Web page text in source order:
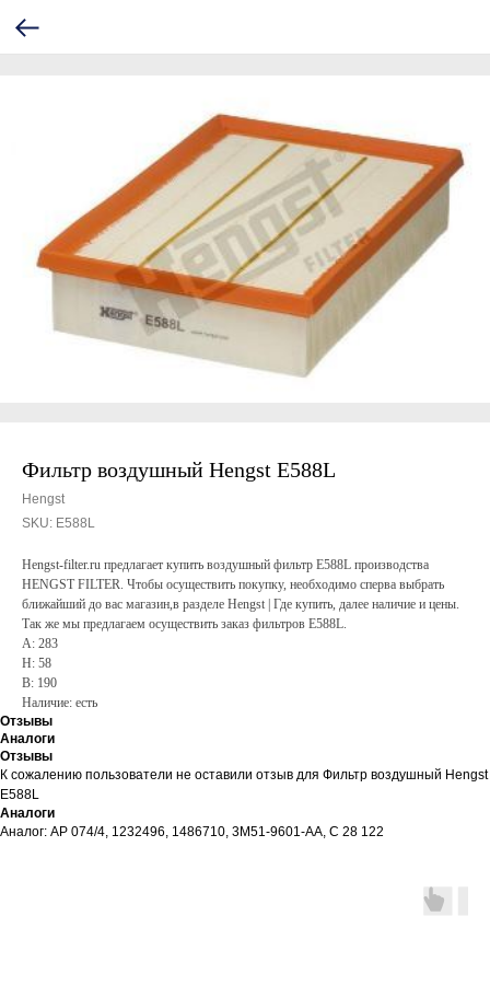
Фильтр воздушный Hengst E588L
Hengst
SKU: E588L
Hengst-filter.ru предлагает купить воздушный фильтр E588L производства
HENGST FILTER. Чтобы осуществить покупку, необходимо сперва выбрать
ближайший до вас магазин,в разделе Hengst | Где купить, далее наличие и цены.
Так же мы предлагаем осуществить заказ фильтров E588L.
A: 283
H: 58
B: 190
Наличие: есть
Отзывы
Аналоги
Отзывы
К сожалению пользователи не оставили отзыв для Фильтр воздушный Hengst
E588L
Аналоги
Аналог: AP 074/4, 1232496, 1486710, 3M51-9601-AA, C 28 122